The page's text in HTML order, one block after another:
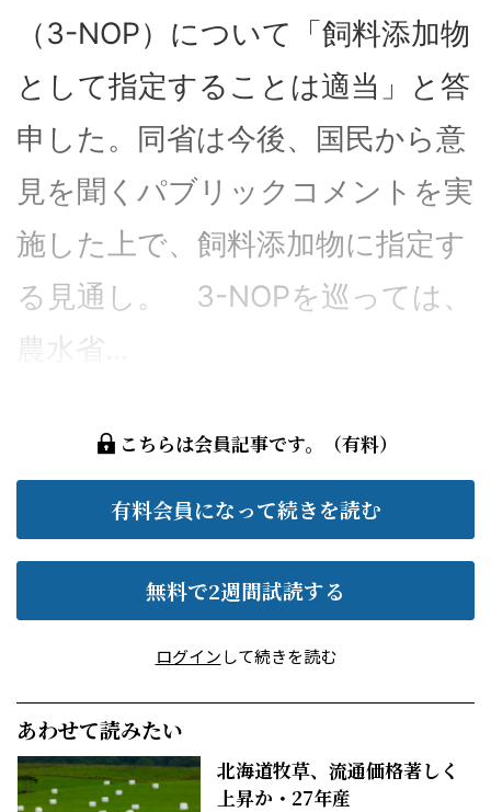
（3-NOP）について「飼料添加物
として指定することは適当」と答
申した。同省は今後、国民から意
見を聞くパブリックコメントを実
施した上で、飼料添加物に指定す
る見通し。 3-NOPを巡っては、
農水省...
こちらは会員記事です。（有料）
有料会員になって続きを読む
無料で2週間試読する
ログインして続きを読む
あわせて読みたい
北海道牧草、流通価格著しく
上昇か・27年産